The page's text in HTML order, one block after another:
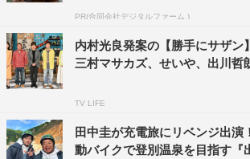
で、全部計算されている。出川さんの大
て、さすがの出来栄え。自分の旅ロケの
す。
■名取裕子
長い女優人生で、一番責任の重い旅プロ
PR(合同会社デジタルファーム )
内村光良発案の【勝手にサザン
三村マサカズ、せいや、出川哲
TV LIFE
田中圭が充電旅にリベンジ出演
動バイクで登別温泉を目指す『